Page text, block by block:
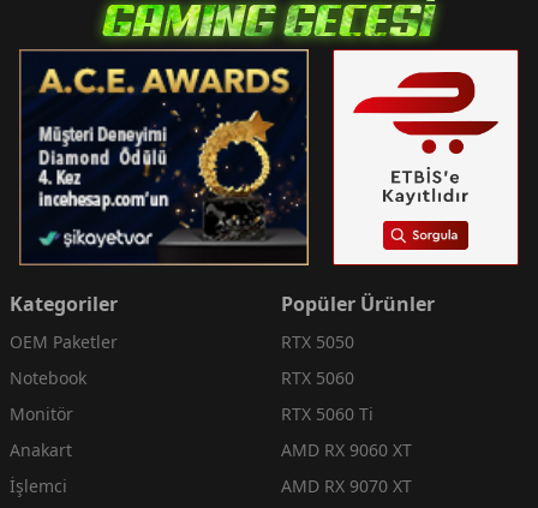
Kategoriler
OEM Paketler
Notebook
Monitör
Anakart
İşlemci
Popüler Ürünler
RTX 5050
RTX 5060
RTX 5060 Ti
AMD RX 9060 XT
AMD RX 9070 XT